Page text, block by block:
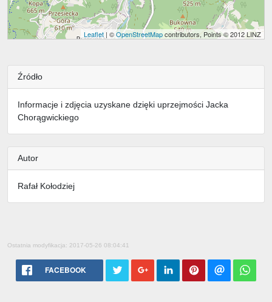
Leaflet | ©OpenStreetMapcontributors, Points © 2012 LINZ
Źródło
Informacje i zdjęcia uzyskane dzięki uprzejmości Jacka
Chorągwickiego
Autor
Rafał Kołodziej
Ostatnia modyfikacja: 2017-05-26 08:04:41
FACEBOOK